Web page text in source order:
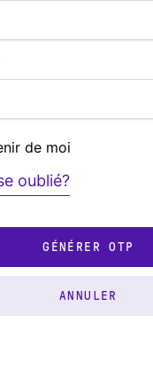
de moi
oublié?
ANNULER
GÉNÉRER OTP